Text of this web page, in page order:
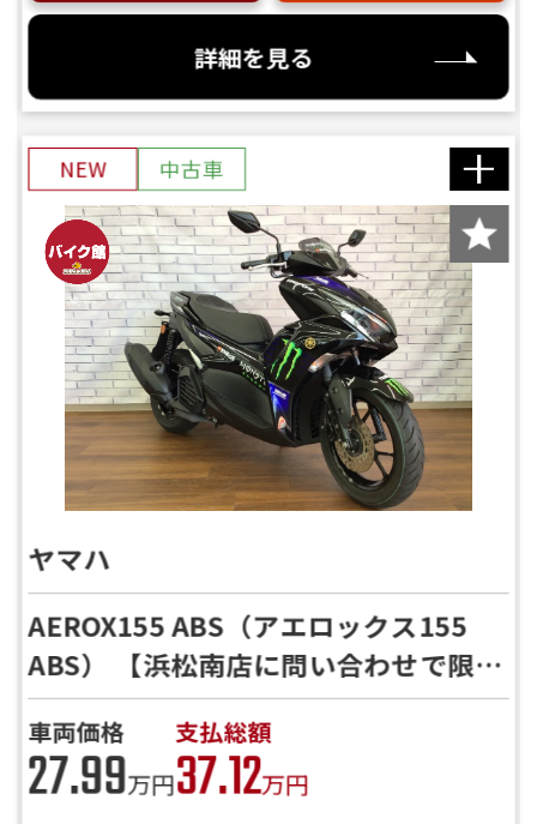
詳細を見る
NEW 中古車
ヤマハ
AEROX155 ABS（アエロックス155
ABS） 【浜松南店に問い合わせで限定
特典有】【MonsterEnergy】ノーマ
ル車両
車両価格
27.99万円
支払総額
37.12万円